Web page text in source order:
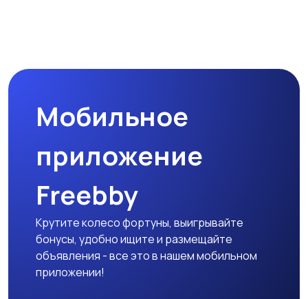
Мобильное
приложение
Freebby
Крутите колесо фортуны, выигрывайте
бонусы, удобно ищите и размещайте
объявления - все это в нашем мобильном
приложении!